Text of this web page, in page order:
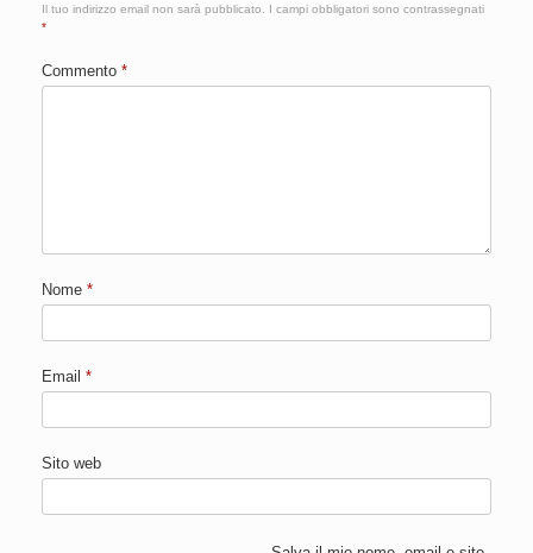
Il tuo indirizzo email non sarà pubblicato.
I campi obbligatori sono contrassegnati
*
Commento *
Nome *
Email *
Sito web